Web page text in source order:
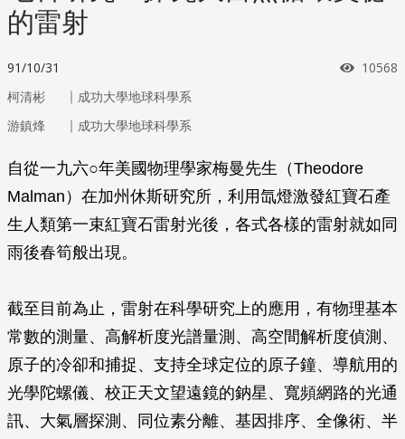
的雷射
91/10/31 瀏覽次
10568
柯清彬 ｜ 成功大學地球科學系
游鎮烽
｜ 成功大學地球科學系
自從一九六○年美國物理學家梅曼先生（Theodore
Malman）在加州休斯研究所，利用氙燈激發紅寶石產
生人類第一束紅寶石雷射光後，各式各樣的雷射就如同
雨後春筍般出現。
截至目前為止，雷射在科學研究上的應用，有物理基本
常數的測量、高解析度光譜量測、高空間解析度偵測、
原子的冷卻和捕捉、支持全球定位的原子鐘、導航用的
光學陀螺儀、校正天文望遠鏡的鈉星、寬頻網路的光通
訊、大氣層探測、同位素分離、基因排序、全像術、半